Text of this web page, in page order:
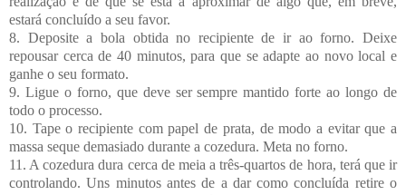
estará concluído a seu favor.
8. Deposite a bola obtida no recipiente de ir ao forno. Deixe
repousar cerca de 40 minutos, para que se adapte ao novo local e
ganhe o seu formato.
9. Ligue o forno, que deve ser sempre mantido forte ao longo de
todo o processo.
10. Tape o recipiente com papel de prata, de modo a evitar que a
massa seque demasiado durante a cozedura. Meta no forno.
11. A cozedura dura cerca de meia a três-quartos de hora, terá que ir
controlando. Uns minutos antes de a dar como concluída retire o